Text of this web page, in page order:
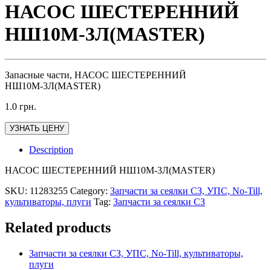
НАСОС ШЕСТЕРЕННИЙ
НШ10М-3Л(MASTER)
Запасные части, НАСОС ШЕСТЕРЕННИЙ
НШ10М-3Л(MASTER)
1.0 грн.
УЗНАТЬ ЦЕНУ
Description
НАСОС ШЕСТЕРЕННИЙ НШ10М-3Л(MASTER)
SKU: 11283255 Category: Запчасти за сеялки СЗ, УПС, No-Till,
культиваторы, плуги Tag: Запчасти за сеялки СЗ
Related products
Запчасти за сеялки СЗ, УПС, No-Till, культиваторы,
плуги